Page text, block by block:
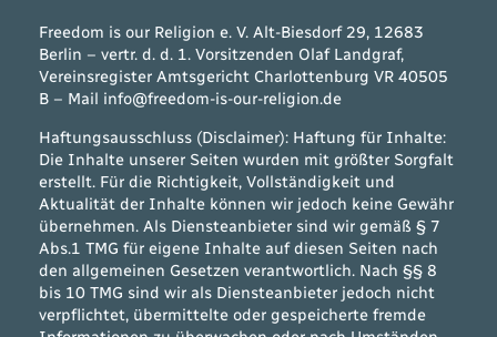
Freedom is our Religion e. V. Alt-Biesdorf 29, 12683
Berlin – vertr. d. d. 1. Vorsitzenden Olaf Landgraf,
Vereinsregister Amtsgericht Charlottenburg VR 40505
B – Mail info@freedom-is-our-religion.de
Haftungsausschluss (Disclaimer): Haftung für Inhalte:
Die Inhalte unserer Seiten wurden mit größter Sorgfalt
erstellt. Für die Richtigkeit, Vollständigkeit und
Aktualität der Inhalte können wir jedoch keine Gewähr
übernehmen. Als Diensteanbieter sind wir gemäß § 7
Abs.1 TMG für eigene Inhalte auf diesen Seiten nach
den allgemeinen Gesetzen verantwortlich. Nach §§ 8
bis 10 TMG sind wir als Diensteanbieter jedoch nicht
verpflichtet, übermittelte oder gespeicherte fremde